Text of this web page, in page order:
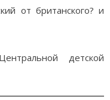
от британского? и
детской